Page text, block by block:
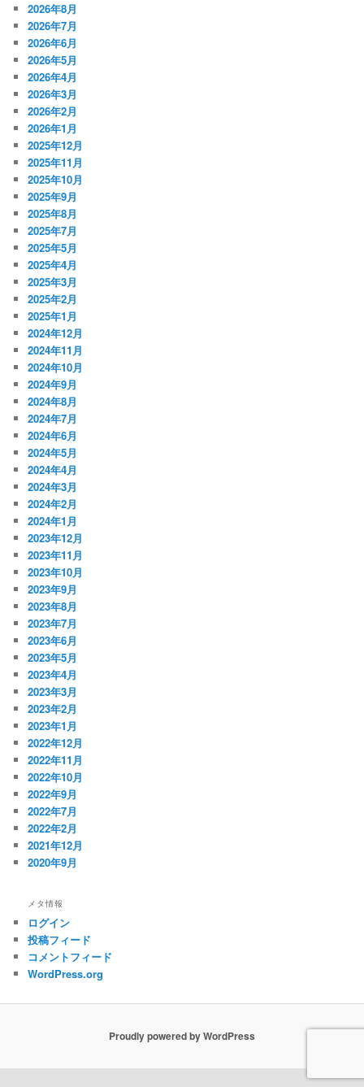
2026年8月
2026年7月
2026年6月
2026年5月
2026年4月
2026年3月
2026年2月
2026年1月
2025年12月
2025年11月
2025年10月
2025年9月
2025年8月
2025年7月
2025年5月
2025年4月
2025年3月
2025年2月
2025年1月
2024年12月
2024年11月
2024年10月
2024年9月
2024年8月
2024年7月
2024年6月
2024年5月
2024年4月
2024年3月
2024年2月
2024年1月
2023年12月
2023年11月
2023年10月
2023年9月
2023年8月
2023年7月
2023年6月
2023年5月
2023年4月
2023年3月
2023年2月
2023年1月
2022年12月
2022年11月
2022年10月
2022年9月
2022年7月
2022年2月
2021年12月
2020年9月
メタ情報
ログイン
投稿フィード
コメントフィード
WordPress.org
Proudly powered by WordPress